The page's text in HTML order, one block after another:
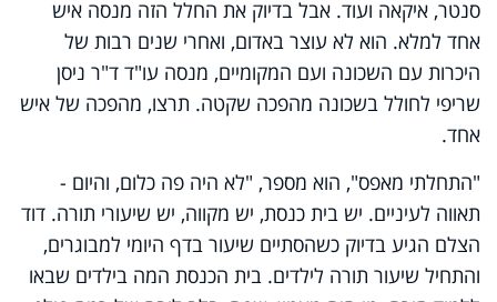
סנטר, איקאה ועוד. אבל בדיוק את החלל הזה מנסה איש
אחד למלא. הוא לא עוצר באדום, ואחרי שנים רבות של
היכרות עם השכונה ועם המקומיים, מנסה עו"ד ד"ר ניסן
שריפי לחולל בשכונה מהפכה שקטה. תרצו, מהפכה של איש
אחד.
"התחלתי מאפס", הוא מספר, "לא היה פה כלום, והיום -
תאווה לעיניים. יש בית כנסת, יש מקווה, יש שיעורי תורה. דוד
הצלם הגיע בדיוק כשהסתיים שיעור בדף היומי למבוגרים,
והתחיל שיעור תורה לילדים. בית הכנסת המה בילדים שבאו